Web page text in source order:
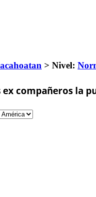
> Nivel:
ex compañeros la